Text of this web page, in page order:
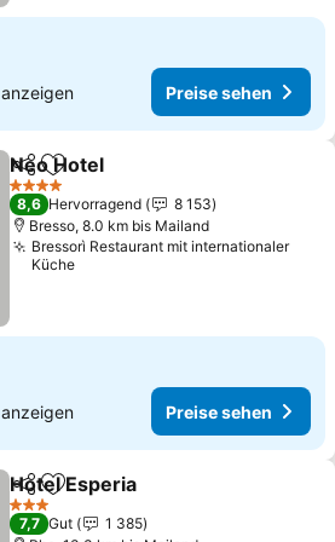
anzeigen Preise sehen
TeilenZu Favoriten hinzufügen
Neo Hotel
4 Sterne
8,6 Hervorragend
8 153
Bresso, 8.0 km bis Mailand
Bressorì Restaurant mit internationaler
Küche
anzeigen Preise sehen
TeilenZu Favoriten hinzufügen
Hotel Esperia
3 Sterne
7,7 Gut
1 385